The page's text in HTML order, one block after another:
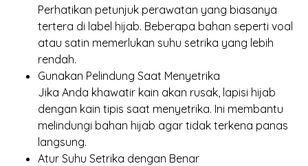
Perhatikan petunjuk perawatan yang biasanya
tertera di label hijab. Beberapa bahan seperti voal
atau satin memerlukan suhu setrika yang lebih
rendah.
Gunakan Pelindung Saat Menyetrika
Jika Anda khawatir kain akan rusak, lapisi hijab
dengan kain tipis saat menyetrika. Ini membantu
melindungi bahan hijab agar tidak terkena panas
langsung.
Atur Suhu Setrika dengan Benar